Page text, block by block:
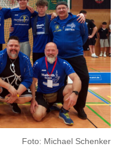
Foto: Michael Schenker